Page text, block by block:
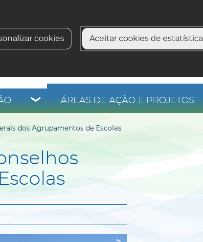
cookies Aceitar cookies de estatística
ÁREAS DE AÇÃO E PROJETOS
dos Agrupamentos de Escolas